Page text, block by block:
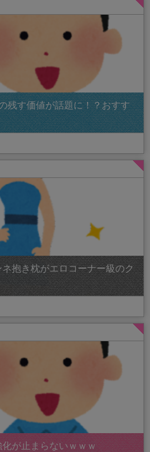
残す価値が話題に！？おすす
抱き枕がエロコーナー級のク
が止まらないｗｗｗ